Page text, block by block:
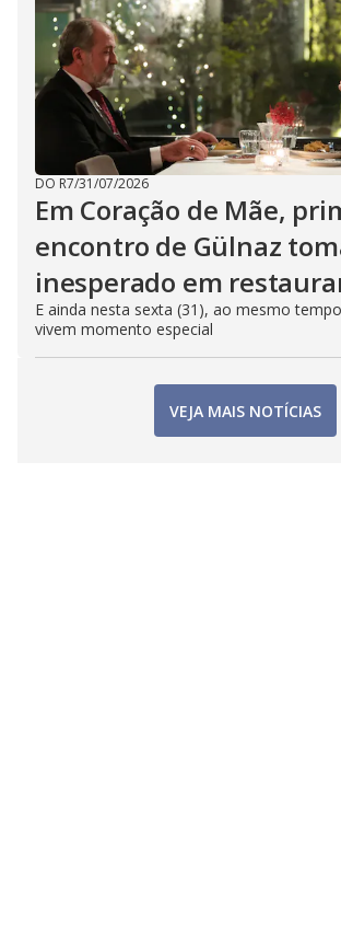
DO R7/31/07/2026
Em Coração de Mãe,
encontro de Gülnaz
inesperado em
E ainda nesta sexta (31), ao mesmo
vivem momento especial
VEJA MAIS NOTÍCIAS